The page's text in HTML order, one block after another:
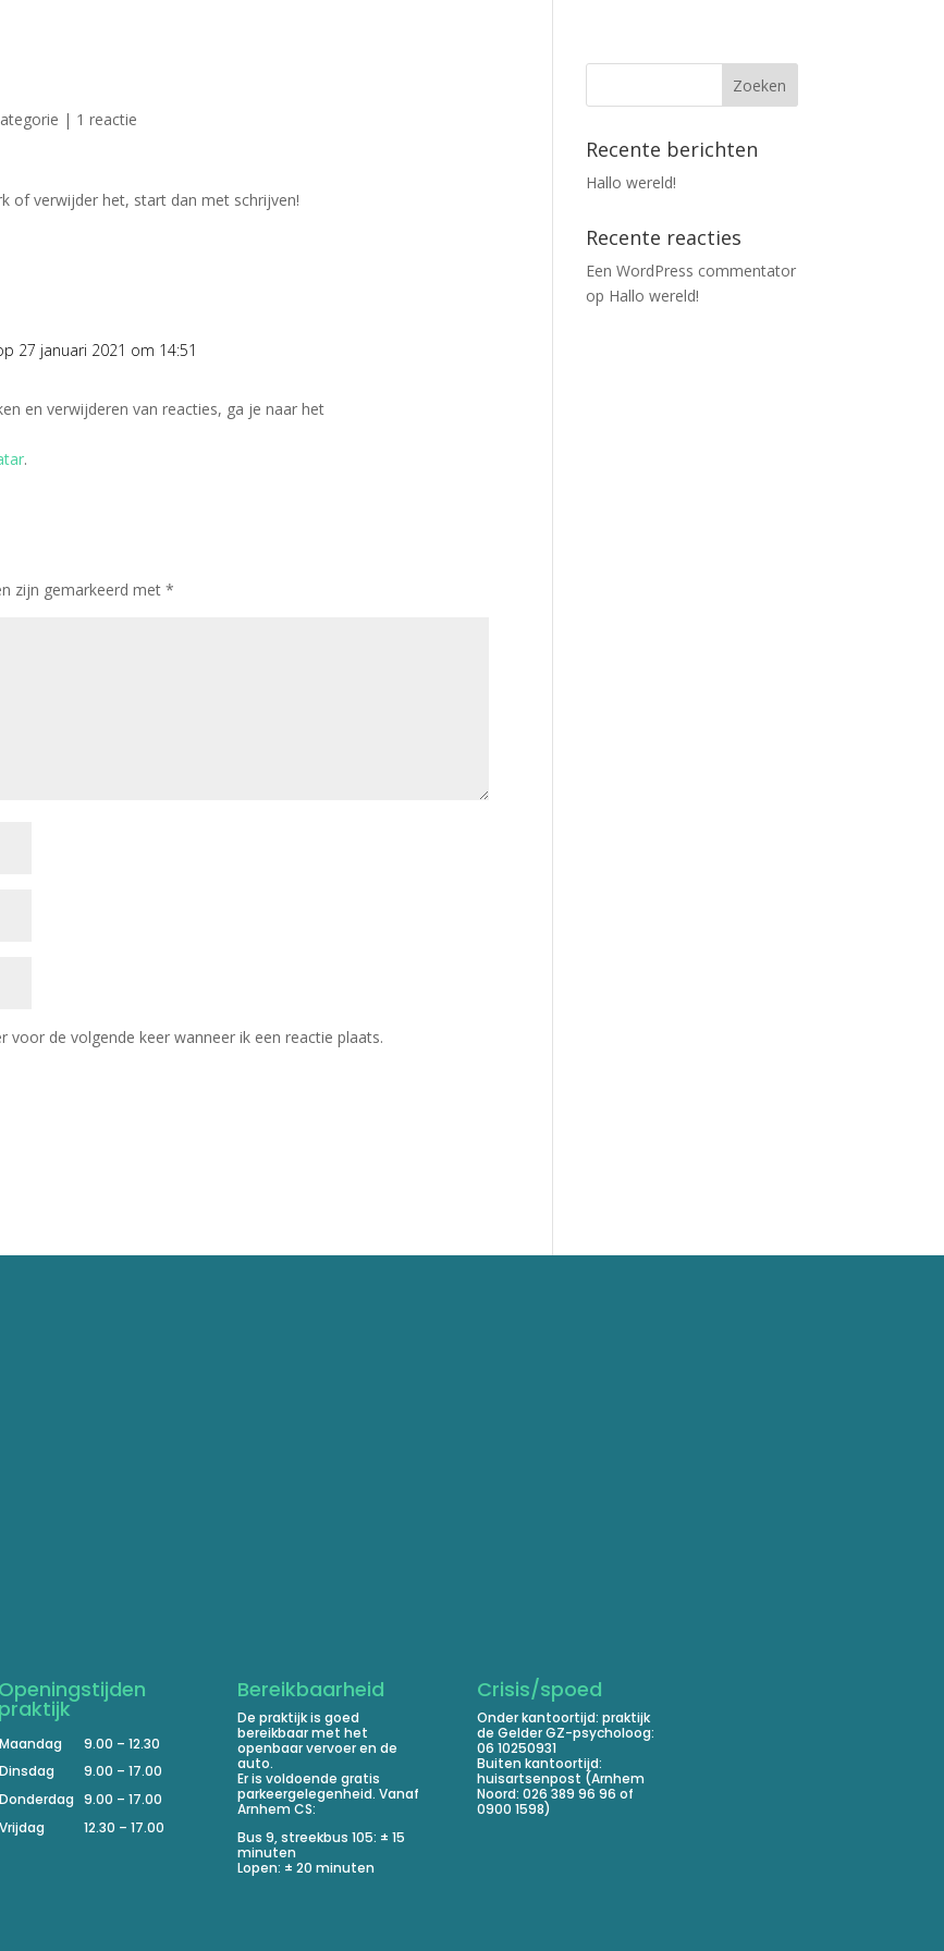
| 1 reactie
of verwijder het, start dan met schrijven!
27 januari 2021 om 14:51
en verwijderen van reacties, ga je naar het
.
zijn gemarkeerd met*
de volgende keer wanneer ik een reactie plaats.
Recente berichten
Hallo wereld!
Recente reacties
Een WordPress commentator
op Hallo wereld!
Openingstijden
praktijk
Maandag
9.00 – 12.30
Dinsdag
9.00 – 17.00
Donderdag 9.00 – 17.00
Vrijdag
12.30 – 17.00
Bereikbaarheid
De praktijk is goed
bereikbaar met het
openbaar vervoer en de
auto.
Er is voldoende gratis
parkeergelegenheid. Vanaf
Arnhem CS:
Bus 9, streekbus 105: ± 15
minuten
Lopen: ± 20 minuten
Crisis/spoed
Onder kantoortijd: praktijk
de Gelder GZ-psycholoog:
06 10250931
Buiten kantoortijd:
huisartsenpost (Arnhem
Noord: 026 389 96 96 of
0900 1598)